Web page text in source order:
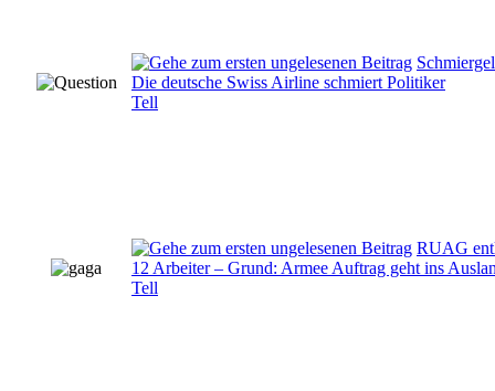
Die deutsche Swiss Airline schmiert Politiker
Tell
RUAG
12 Arbeiter – Grund: Armee Auftrag geht ins
Tell